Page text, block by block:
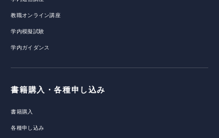
教職オンライン講座
学内模擬試験
学内ガイダンス
書籍購入・各種申し込み
書籍購入
各種申し込み